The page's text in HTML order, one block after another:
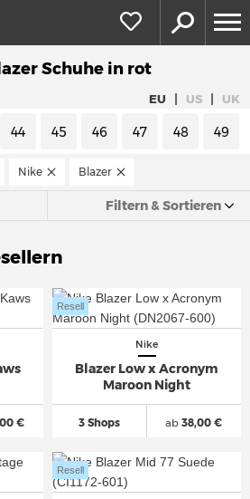
Schuhe in rot
EU | US | UK
44 45 46 47 48 49
Nike Blazer
Filtern & Sortieren
€
Nike
Blazer Low x Acronym
Maroon Night
3 Shops
Resell
ab 38,00 €
Resell